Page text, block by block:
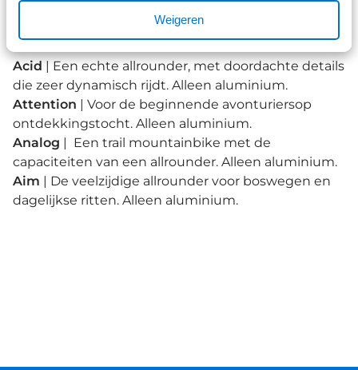
Weigeren
geroemd om veelzijdigheid. Carbon en aluminium.
| Speciale damesgeometrie, zowel voor
Acid | Een echte allrounder, met doordachte details
die zeer dynamisch rijdt. Alleen aluminium.
Attention | Voor de beginnende avonturiersop
ontdekkingstocht. Alleen aluminium.
Analog | Een trail mountainbike met de
capaciteiten van een allrounder. Alleen aluminium.
Aim | De veelzijdige allrounder voor boswegen en
dagelijkse ritten. Alleen aluminium.